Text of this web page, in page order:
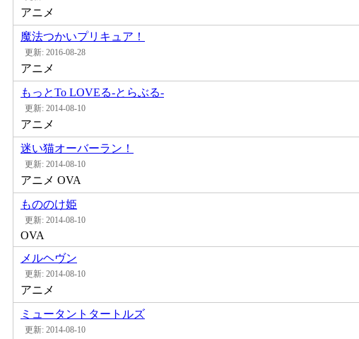
アニメ
魔法つかいプリキュア！
更新: 2016-08-28
アニメ
もっとTo LOVEる-とらぶる-
更新: 2014-08-10
アニメ
迷い猫オーバーラン！
更新: 2014-08-10
アニメ OVA
もののけ姫
更新: 2014-08-10
OVA
メルヘヴン
更新: 2014-08-10
アニメ
ミュータントタートルズ
更新: 2014-08-10